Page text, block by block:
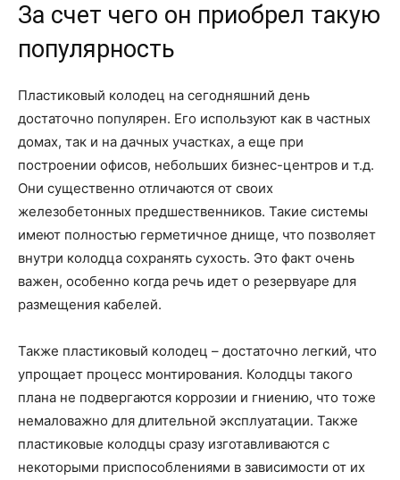
За счет чего он приобрел такую
популярность
Пластиковый колодец на сегодняшний день
достаточно популярен. Его используют как в частных
домах, так и на дачных участках, а еще при
построении офисов, небольших бизнес-центров и т.д.
Они существенно отличаются от своих
железобетонных предшественников. Такие системы
имеют полностью герметичное днище, что позволяет
внутри колодца сохранять сухость. Это факт очень
важен, особенно когда речь идет о резервуаре для
размещения кабелей.
Также пластиковый колодец – достаточно легкий, что
упрощает процесс монтирования. Колодцы такого
плана не подвергаются коррозии и гниению, что тоже
немаловажно для длительной эксплуатации. Также
пластиковые колодцы сразу изготавливаются с
некоторыми приспособлениями в зависимости от их